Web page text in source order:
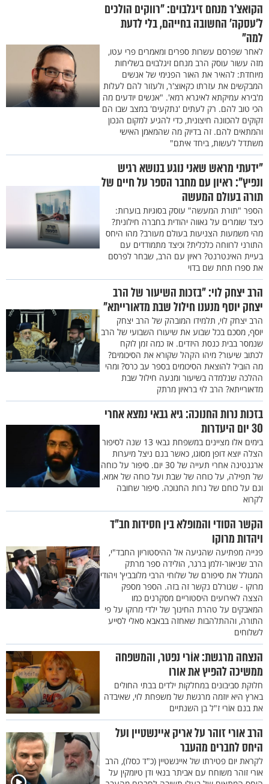
הקואצ’ר מנחם זיגלבוים: "רווקים הולכים
ל’עסקה’ החשובה בחייהם, בלי לדעת
למה"
לאחר שפרסם עשרות ספרים ומאמרים פרי עטו,
מזה עשור עוסק הרב מנחם זיגלבוים בשליחות
מיוחדת: להאיר את האור הפנימי של אנשים
המבקשים את עזרתו כקאוצ'ר, ולעזור להם לעלות
מ'בירא עמיקתא לאיגרא רמא'. "אנשים יודעים מה
הכי טוב להם. רק לעתים 'נתקעים' במצב שבו הם
זקוקים להכוונה חיצונית, כדי להגיע למקום הנכון
והמתאים להם. זה בדיוק מה שהמאמן האישי
משתדל לעשות, ביחד איתם"
"ידעתי מראש שאני נוגע בנושא רגיש
ונפיץ": ראיון עם מחבר הספר על חיים של
תורה בעולם המעשה
הספר "תורת המעשה" עוסק בסוגיות בוערות:
כיצד שומרים על גאווה יהודית בחברה חילונית?
מהי משמעות הצניעות בעולם מעורב? מהו היחס
התורני לרווחה כלכלית? וכיצד מתמודדים עם
בעיית האינטרנט? ראיון עם הרב, שבחר לפרסם
את ספרו תחת שם בדוי
הרב יצחק לוי: "בזכות השיעור של הרב
יצחק יוסף מנענו חילול שבת מדאורייתא"
הרב יצחק לוי, תלמידו המובהק של הרב יצחק
יוסף, מסכם בכל שבוע את שיעורו השבועי של הרב
שנמסר בבית כנסת היזדים. אז כמה זמן לוקח
לכתוב שיעור? מיהו הקהל שקורא את הסיכומים?
מה הוביל להוצאת הסיכומים בספר עב כרס? ומהי
ההלכה שנלמדה בשיעור ומנעה חילול שבת
מדאורייתא? הרב לוי בראיון מרתק
בזכות נרות החנוכה: גיא גבאי נמצא אחרי
30 יום היעדרות
בימים אלו מציינים במשפחת גבאי 13 שנה לסיפור
הצלה יוצא דופן מסוגו, כאשר בנם ניצל מיערות
ארגנטינה אחרי תעייה של 30 יום. סיפור על כוחה
של תפילה, על כוחה של שבת ועל כוחה של אמא.
וגם על כוחם של נרות החנוכה. סיפור שחובה
לקרוא
הקשר הסודי והמופלא בין חסידות חב"ד
ויהדות מרוקו
פנייה מפתיעה שהגיעה אל ההיסטוריון החבד"י,
הרב שניאור-זלמן ברגר, הולידה ספר מרתק
המגולל את סיפורם של שלוחי הרבי מלובביץ' ויהודי
מרוקו - שגורלם נקשר זה בזה. הספר מספק
הצצה לאירועים היסטוריים מסקרנים כמו
המאבקים על טהרת החינוך של ילדי מרוקו על פי
התורה, וההתלהבות שאחזה בבאבא סאלי לסייע
לשלוחים
הנצחה מרגשת: אוֹרי נפטר, והמשפחה
ממשיכה להפיץ את אורו
חלוקת סביבונים במחלקות ילדים בבתי החולים
בארץ היא יוזמה מרגשת של משפחת לוי, שאיבדה
את בנם אוֹרי ז"ל בן השנתיים
הרב אורי זוהר על אריק איינשטיין ועל
היחס לחברים מהעבר
לקראת יום פטירתו של איינשטיין (כ"ד כסלו), הרב
אורי זוהר משוחח עם אביתר בנאי ודן טיומקין על